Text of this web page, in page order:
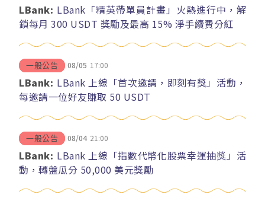
LBank: LBank「精英帶單員計畫」火熱進行中，解
鎖每月 300 USDT 獎勵及最高 15% 淨手續費分紅
一般公告 08/05 17:00
LBank: LBank 上線「首次邀請，即刻有獎」活動，
每邀請一位好友賺取 50 USDT
一般公告 08/04 21:00
LBank: LBank 上線「指數代幣化股票幸運抽獎」活
動，轉盤瓜分 50,000 美元獎勵